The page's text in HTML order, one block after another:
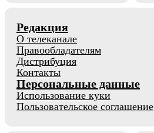
Редакция
О телеканале
Правообладателям
Дистрибуция
Контакты
Персональные данные
Использование куки
Пользовательское соглашение